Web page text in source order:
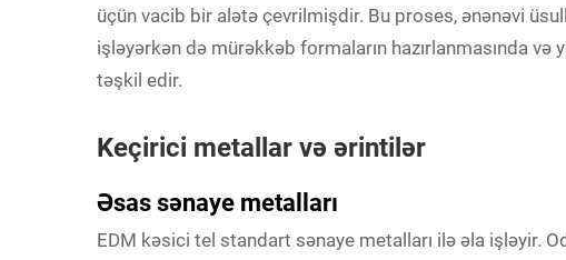
üçün vacib bir alətə çevrilmişdir. Bu proses, ənənəvi
işləyərkən də mürəkkəb formaların hazırlanmasında
təşkil edir.
Keçirici metallar və ərintilər
Əsas sənaye metalları
EDM kəsici tel standart sənaye metalları ilə əla işləyir.